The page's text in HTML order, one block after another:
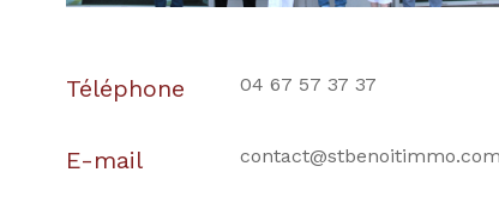
Téléphone 04 67 57 37 37
E-mail contact@stbenoitimmo.com